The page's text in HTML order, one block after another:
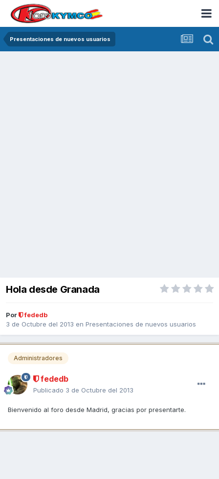
Presentaciones de nuevos usuarios
Hola desde Granada
Por
fededb
3 de Octubre del 2013 en Presentaciones de nuevos usuarios
Administradores
fededb
Publicado 3 de Octubre del 2013
Bienvenido al foro desde Madrid, gracias por presentarte.